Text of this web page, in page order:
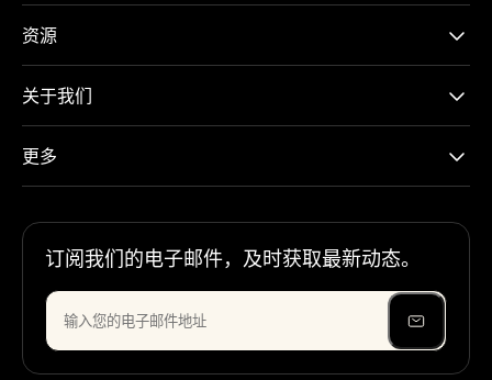
资源
关于我们
更多
订阅我们的电子邮件，及时获取最新动态。